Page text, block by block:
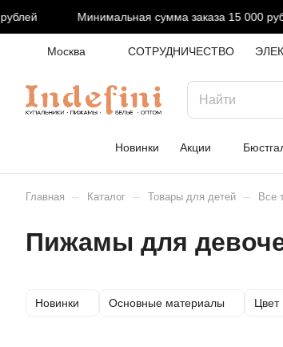
Минимальная сумма заказа 15 000
Москва СОТРУДНИЧЕСТВО
Новинки Акции
Главная – Каталог – Товары для детей – Все
Пижамы для
Новинки Основные материалы Цвет